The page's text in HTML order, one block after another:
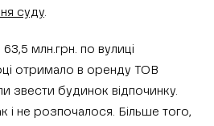
суду.
млн.грн. по вулиці
отримало в оренду ТОВ
звести будинок відпочинку.
і не розпочалося. Більше того,